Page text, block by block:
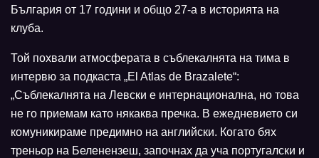
България от 17 години и общо 27-а в историята на
клуба.
Той похвали атмосферата в съблекалнята на тима в
интервю за подкаста „El Atlas de Brazalete“:
„Съблекалнята на Левски е интернационална, но това
не го приемам като някаква пречка. В ежедневието си
комуникираме предимно на английски. Когато бях
треньор на Беленензеш, започнах да уча португалски и